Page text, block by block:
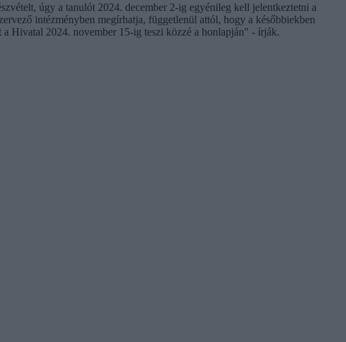
úgy a tanulót 2024. december 2-ig egyénileg kell jelentkeztetni a
intézményben megírhatja, függetlenül attól, hogy a későbbiekben
Hivatal 2024. november 15-ig teszi közzé a honlapján" - írják.